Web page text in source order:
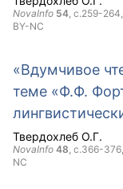
NovaInfo 54, с.259-264,
BY-NC
«Вдумчивое
теме «Ф.Ф.
Твердохлеб О.Г.
NovaInfo 48, с.366-376,
NC